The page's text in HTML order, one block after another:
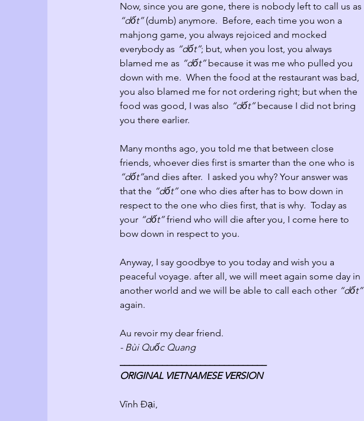
Now, since you are gone, there is nobody left to call us as
“dốt” (dumb) anymore.  Before, each time you won a
mahjong game, you always rejoiced and mocked
everybody as “dốt”; but, when you lost, you always
blamed me as “dốt” because it was me who pulled you
down with me.  When the food at the restaurant was bad,
you also blamed me for not ordering right; but when the
food was good, I was also “dốt” because I did not bring
you there earlier.
Many months ago, you told me that between close
friends, whoever dies first is smarter than the one who is
“dốt”and dies after.  I asked you why? Your answer was
that the “dốt” one who dies after has to bow down in
respect to the one who dies first, that is why.  Today as
your “dốt” friend who will die after you, I come here to
bow down in respect to you.
Anyway, I say goodbye to you today and wish you a
peaceful voyage. after all, we will meet again some day in
another world and we will be able to call each other “dốt”
again.
Au revoir my dear friend.
- Bùi Quốc Quang
ORIGINAL VIETNAMESE VERSION
Vĩnh Đại,